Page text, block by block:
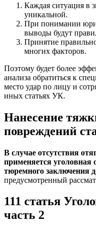
Каждая ситуация в
уникальной.
При понимании
выводы будут
Принятие
многих факторов.
Поэтому будет более
анализа обратиться к
место удар по лицу и
иных статьях УК.
Нанесение
повреждений
В случае отсутствия
применяется уголовная
тюремного заключения
предусмотренный
111 статья
часть 2